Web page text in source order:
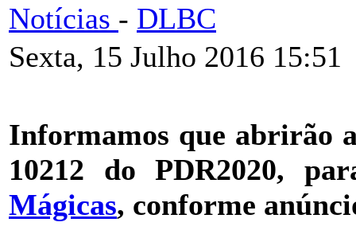
Notícias - DLBC
Sexta, 15 Julho 2016 15:51
Informamos que abrirão
10212 do PDR2020,
Mágicas, conforme